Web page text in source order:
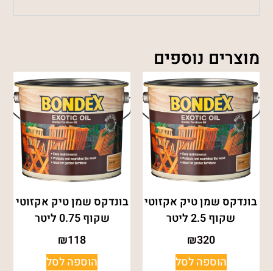
מוצרים נוספים
בונדקס שמן טיק אקזוטי
שקוף 2.5 ליטר
₪320
הוספה לסל
בונדקס שמן טיק אקזוטי
שקוף 0.75 ליטר
₪118
הוספה לסל